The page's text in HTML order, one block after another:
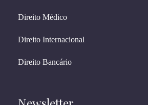
Direito Médico
Direito Internacional
Direito Bancário